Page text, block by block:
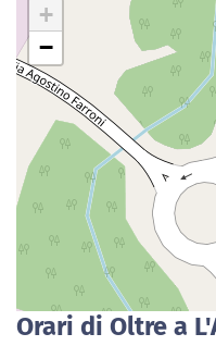
+
−
Orari di Oltre a